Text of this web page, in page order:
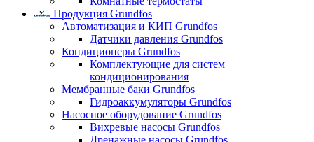
Продукция Grundfos
Автоматизация и КИП Grundfos
Датчики давления Grundfos
Кондиционеры Grundfos
Комплектующие для систем
кондиционирования
Мембранные баки Grundfos
Гидроаккумуляторы Grundfos
Насосное оборудование Grundfos
Вихревые насосы Grundfos
Дренажные насосы Grundfos